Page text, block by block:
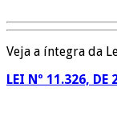
Veja a íntegra da
LEI Nº 11.326, DE